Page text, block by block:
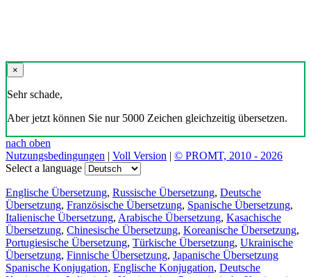
×
Sehr schade,
Aber jetzt können Sie nur 5000 Zeichen gleichzeitig übersetzen.
nach oben
Nutzungsbedingungen | Voll Version | © PROMT, 2010 - 2026
Select a language
Englische Übersetzung, Russische Übersetzung, Deutsche
Übersetzung, Französische Übersetzung, Spanische Übersetzung,
Italienische Übersetzung, Arabische Übersetzung, Kasachische
Übersetzung, Chinesische Übersetzung, Koreanische Übersetzung,
Portugiesische Übersetzung, Türkische Übersetzung, Ukrainische
Übersetzung, Finnische Übersetzung, Japanische Übersetzung
Spanische Konjugation, Englische Konjugation, Deutsche